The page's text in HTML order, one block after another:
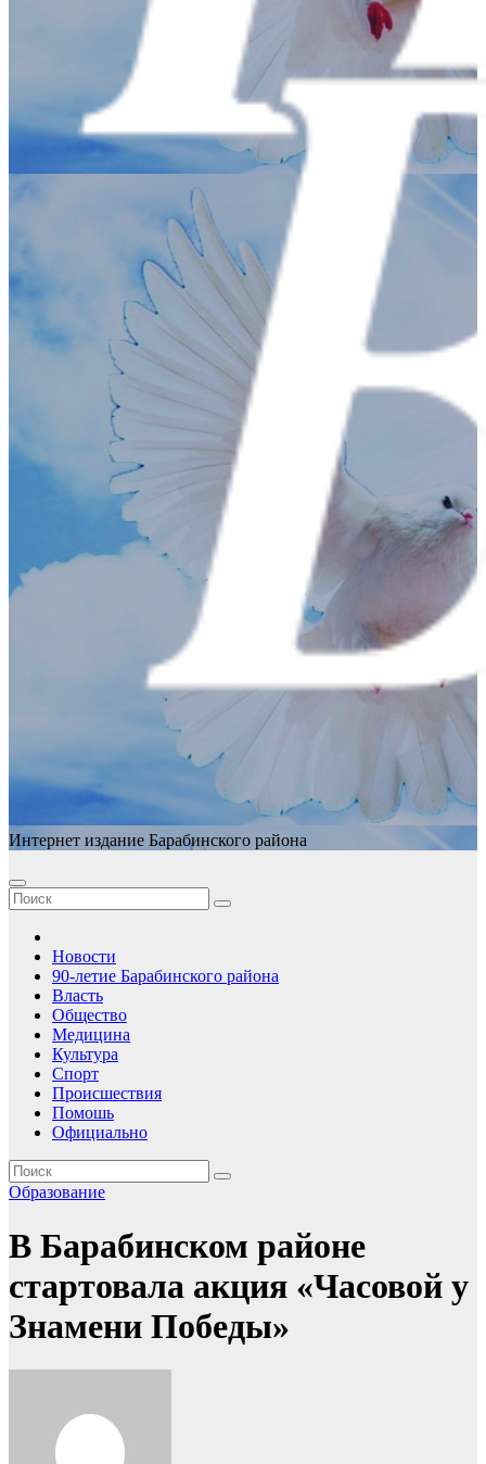
Интернет издание Барабинского района
Новости
90-летие Барабинского района
Власть
Общество
Медицина
Культура
Спорт
Происшествия
Помошь
Официально
Образование
В Барабинском районе
стартовала акция «Часовой у
Знамени Победы»